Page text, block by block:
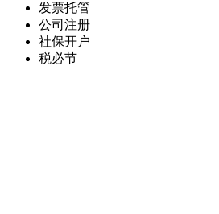
发票托管
公司注册
社保开户
税必节